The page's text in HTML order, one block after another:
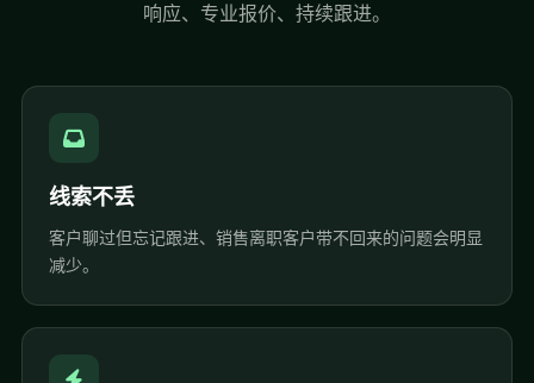
响应、专业报价、持续跟进。
线索不丢
客户聊过但忘记跟进、销售离职客户带不回来的问题会明显
减少。